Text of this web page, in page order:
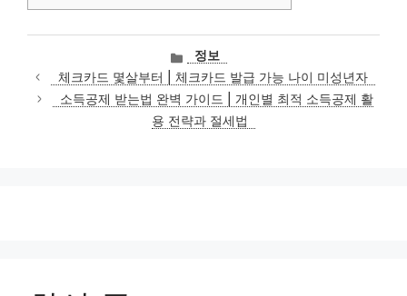
카
테
고
리
정보
체크카드 몇살부터 | 체크카드 발급 가능 나이 미성년자
소득공제 받는법 완벽 가이드 | 개인별 최적 소득공제 활
용 전략과 절세법